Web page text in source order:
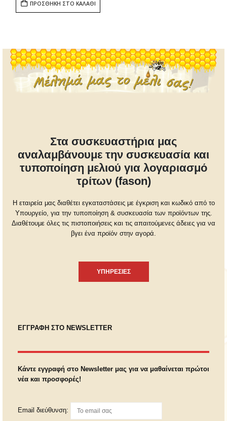
ΠΡΟΣΘΉΚΗ ΣΤΟ ΚΑΛΆΘΙ
Στα συσκευαστήρια μας
αναλαμβάνουμε την συσκευασία και
τυποποίηση μελιού για λογαριασμό
τρίτων (fason)
Η εταιρεία μας διαθέτει εγκαταστάσεις με έγκριση και κωδικό από το
Υπουργείο, για την τυποποίηση & συσκευασία των προϊόντων της.
Διαθέτουμε όλες τις πιστοποιήσεις και τις απαιτούμενες άδειες για να
βγει ένα προϊόν στην αγορά.
ΥΠΗΡΕΣΙΕΣ
ΕΓΓΡΑΦΗ ΣΤΟ NEWSLETTER
Κάντε εγγραφή στο Newsletter μας για να μαθαίνεται πρώτοι
νέα και προσφορές!
Email διεύθυνση: